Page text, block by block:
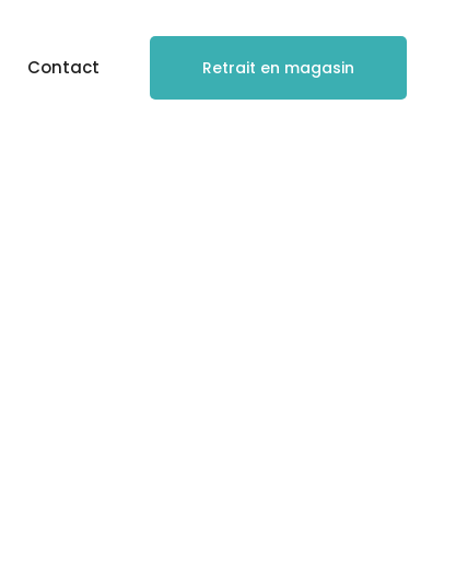
Retrait en magasin
Contact